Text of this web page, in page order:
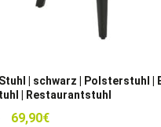
| schwarz | Polsterstuhl |
| Restaurantstuhl
Ursprünglicher
69,90€Aktueller